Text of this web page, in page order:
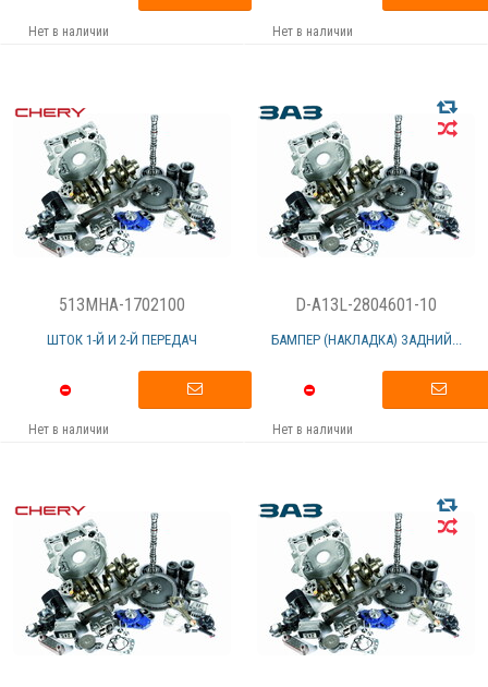
Нет в наличии Нет в наличии
513MHA-1702100
ШТОК 1-Й И 2-Й ПЕРЕДАЧ
Нет в наличии
D-A13L-2804601-10
БАМПЕР (НАКЛАДКА) ЗАДНИЙ...
Нет в наличии